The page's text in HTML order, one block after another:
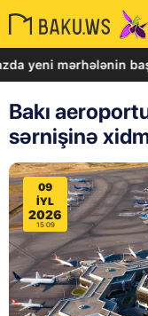
Bakı
sərnişinə
09
IYL
2026
15:09